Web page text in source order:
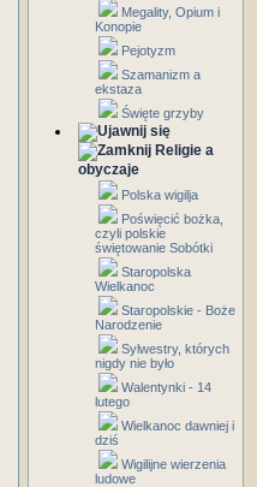
Megality, Opium i
Konopie
Pejotyzm
Szamanizm a
ekstaza
Święte grzyby
Religie a
obyczaje
Polska wigilja
Poświęcić bożka,
czyli polskie
świętowanie Sobótki
Staropolska
Wielkanoc
Staropolskie - Boże
Narodzenie
Sylwestry, których
nigdy nie było
Walentynki - 14
lutego
Wielkanoc dawniej i
dziś
Wigilijne wierzenia
ludowe